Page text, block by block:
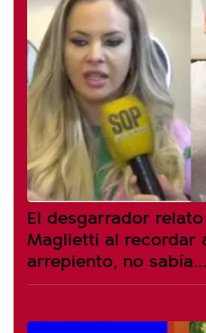
El desgarrador
Maglietti al recordar
arrepiento, no